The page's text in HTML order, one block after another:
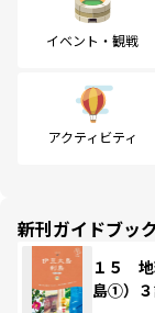
イベント・観戦
アクティビティ
新刊ガイドブッ
１５
島①）